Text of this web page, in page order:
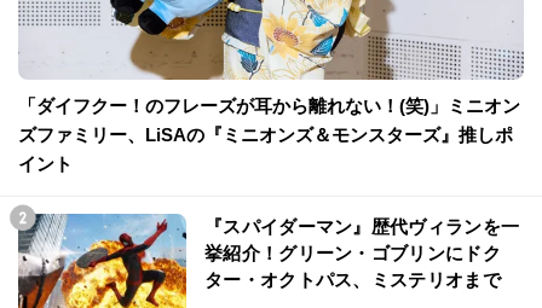
「ダイフクー！のフレーズが耳から離れない！(笑)」ミニオン
ズファミリー、LiSAの『ミニオンズ＆モンスターズ』推しポ
イント
『スパイダーマン』歴代ヴィランを一
挙紹介！グリーン・ゴブリンにドク
ター・オクトパス、ミステリオまで